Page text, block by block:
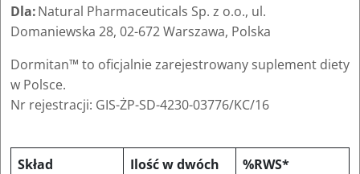
Dla:Natural Pharmaceuticals Sp. z o.o., ul.
Domaniewska 28, 02-672 Warszawa, Polska
Dormitan™ to oficjalnie zarejestrowany suplement diety
w Polsce.
Nr rejestracji: GIS-ŻP-SD-4230-03776/KC/16
Skład
Ilość w dwóch
%RWS*